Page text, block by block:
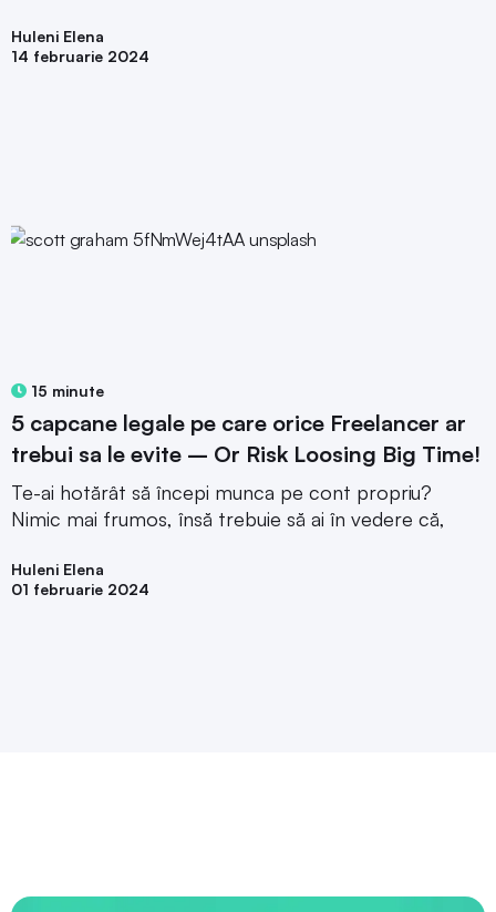
Huleni Elena
14 februarie 2024
15 minute
5 capcane legale pe care orice Freelancer ar
trebui sa le evite – Or Risk Loosing Big Time!
Te-ai hotărât să începi munca pe cont propriu?
Nimic mai frumos, însă trebuie să ai în vedere că,
Huleni Elena
01 februarie 2024